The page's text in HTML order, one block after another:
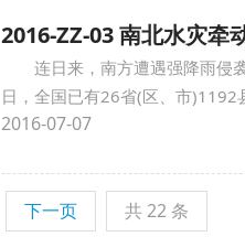
2016-ZZ-03 南北水灾牵
连日来，南方遭遇强降雨侵
日，全国已有26省(区、市
2016-07-07
下一页 共 22 条